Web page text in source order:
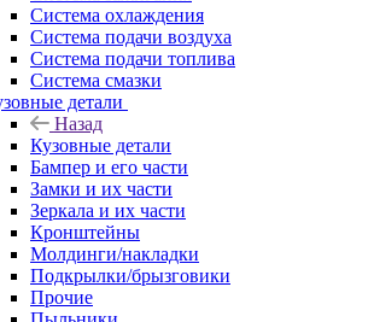
Система охлаждения
Система подачи воздуха
Система подачи топлива
Система смазки
детали
Назад
Кузовные детали
Бампер и его части
Замки и их части
Зеркала и их части
Кронштейны
Молдинги/накладки
Подкрылки/брызговики
Прочие